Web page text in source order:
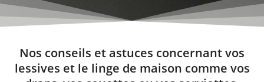
Nos conseils et astuces concernant vos
lessives et le linge de maison comme vos